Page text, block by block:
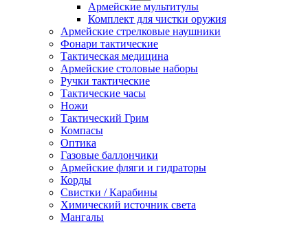
Армейские мультитулы
Комплект для чистки оружия
Армейские стрелковые наушники
Фонари тактические
Тактическая медицина
Армейские столовые наборы
Ручки тактические
Тактические часы
Ножи
Тактический Грим
Компасы
Оптика
Газовые баллончики
Армейские фляги и гидраторы
Корды
Свистки / Карабины
Химический источник света
Мангалы